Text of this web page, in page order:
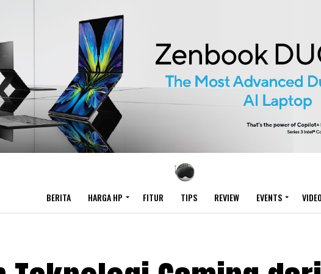
BERITA HARGA HP FITUR TIPS REVIEW EVENTS